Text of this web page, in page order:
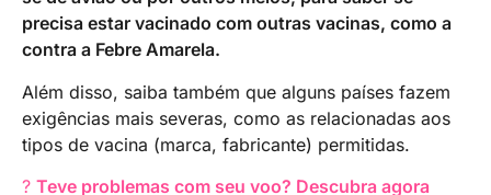
precisa estar vacinado com outras vacinas, como a
contra a Febre Amarela.
Além disso, saiba também que alguns países fazem
exigências mais severas, como as relacionadas aos
tipos de vacina (marca, fabricante) permitidas.
? Teve problemas com seu voo? Descubra agora